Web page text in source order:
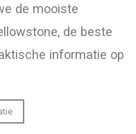
de mooiste
de beste
informatie op